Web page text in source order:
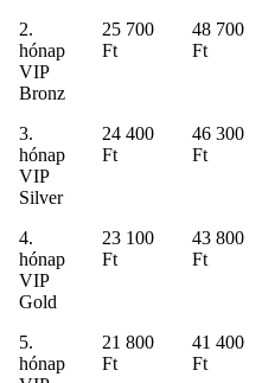
2.
hónap
VIP
Bronz
25 700
Ft
48 700
Ft
3.
hónap
VIP
Silver
24 400
Ft
46 300
Ft
4.
hónap
VIP
Gold
23 100
Ft
43 800
Ft
5.
hónap
21 800
Ft
41 400
Ft